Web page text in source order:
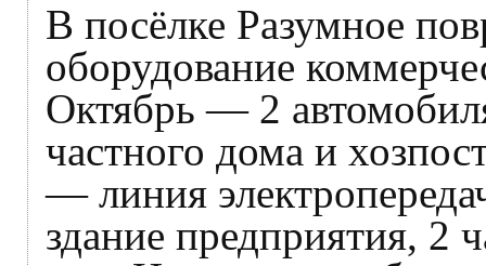
В посёлке Разумное
оборудование
Октябрь — 2
частного дома и
— линия
здание предприятия, 2